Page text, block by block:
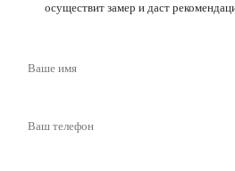
осуществит замер и даст